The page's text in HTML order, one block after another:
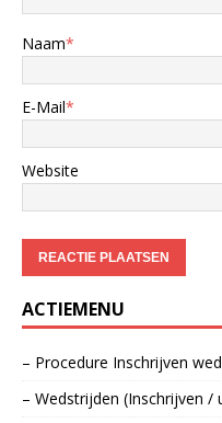
Naam*
E-Mail*
Website
ACTIEMENU
– Procedure Inschrijven
– Wedstrijden (Inschrijven /